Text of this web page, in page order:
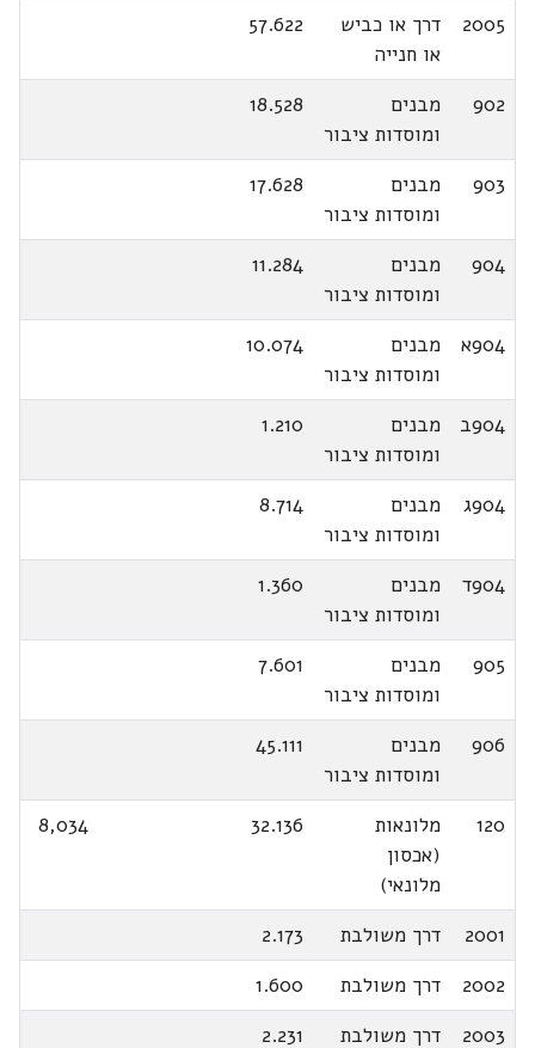
2005
דרך או כביש
או חנייה
57.622
902
מבנים
ומוסדות ציבור
18.528
903
מבנים
ומוסדות ציבור
17.628
904
מבנים
ומוסדות ציבור
11.284
904א
מבנים
ומוסדות ציבור
10.074
904ב
מבנים
ומוסדות ציבור
1.210
904ג
מבנים
ומוסדות ציבור
8.714
904ד
מבנים
ומוסדות ציבור
1.360
905
מבנים
ומוסדות ציבור
7.601
906
מבנים
ומוסדות ציבור
45.111
120
מלונאות
(אכסון
מלונאי)
32.136
8,034
2001 דרך משולבת
2.173
2002
דרך משולבת
1.600
2003
דרך משולבת 2.231